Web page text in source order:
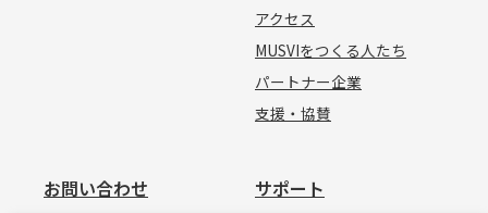
アクセス
MUSVIをつくる人たち
パートナー企業
支援・協賛
お問い合わせ サポート